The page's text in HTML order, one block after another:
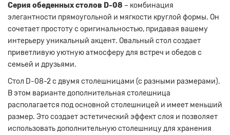
Серия обеденных столов D-08 – комбинация
элегантности прямоугольной и мягкости круглой формы. Он
сочетает простоту с оригинальностью, придавая вашему
интерьеру уникальный акцент. Овальный стол создает
приветливую уютную атмосферу для встреч и обедов с
семьей и друзьями.
Стол D-08-2 с двумя столешницами (с разными размерами).
В этом варианте дополнительная столешница
располагается под основной столешницей и имеет меньший
размер. Это создает эстетический эффект слоя и позволяет
использовать дополнительную столешницу для хранения